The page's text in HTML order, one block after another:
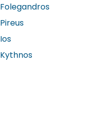
Folegandros
Pireus
Ios
Kythnos